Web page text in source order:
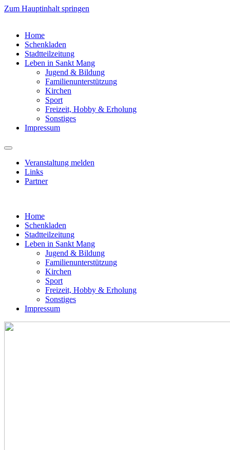
Zum Hauptinhalt springen
Home
Schenkladen
Stadtteilzeitung
Leben in Sankt Mang
Jugend & Bildung
Familienunterstützung
Kirchen
Sport
Freizeit, Hobby & Erholung
Sonstiges
Impressum
Veranstaltung melden
Links
Partner
Home
Schenkladen
Stadtteilzeitung
Leben in Sankt Mang
Jugend & Bildung
Familienunterstützung
Kirchen
Sport
Freizeit, Hobby & Erholung
Sonstiges
Impressum